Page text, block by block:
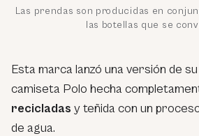
Las prendas son producidas en
las botellas que se
Esta marca lanzó una versión de
camiseta Polo hecha
recicladas y teñida con un
de agua.